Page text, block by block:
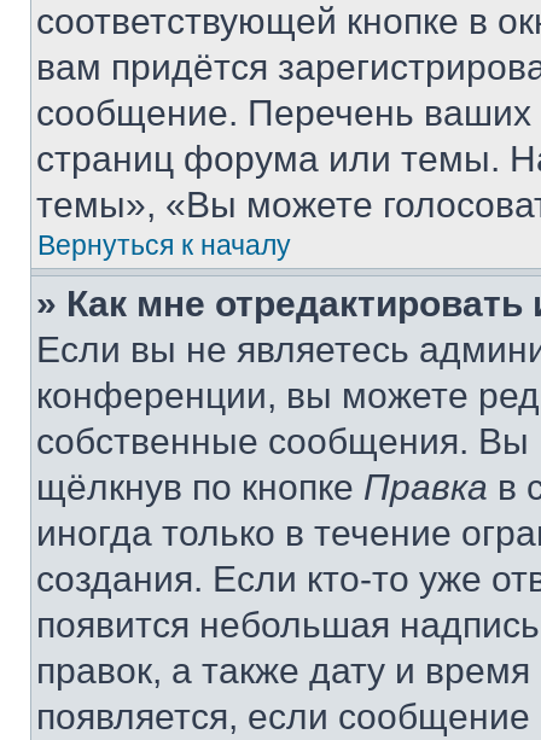
соответствующей кнопке в
вам придётся
сообщение. Перечень ваших
страниц форума или темы.
темы», «Вы можете
Вернуться к началу
» Как мне
Если вы не являетесь
конференции, вы можете
собственные сообщения. Вы
щёлкнув по кнопке Правка в
иногда только в течение
создания. Если кто-то уже
появится небольшая
правок, а также дату и
появляется, если